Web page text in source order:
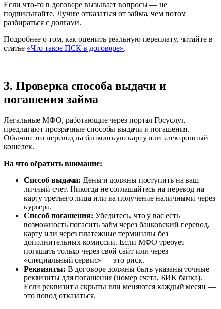
Если что-то в договоре вызывает вопросы — не
подписывайте. Лучше отказаться от займа, чем потом
разбираться с долгами.
Подробнее о том, как оценить реальную переплату, читайте в
статье «Что такое ПСК в договоре».
3. Проверка способа выдачи и
погашения займа
Легальные МФО, работающие через портал Госуслуг,
предлагают прозрачные способы выдачи и погашения.
Обычно это перевод на банковскую карту или электронный
кошелек.
На что обратить внимание:
Способ выдачи: Деньги должны поступить на ваш
личный счет. Никогда не соглашайтесь на перевод на
карту третьего лица или на получение наличными через
курьера.
Способ погашения: Убедитесь, что у вас есть
возможность погасить займ через банковский перевод,
карту или через платежные терминалы без
дополнительных комиссий. Если МФО требует
погашать только через свой сайт или через
«специальный сервис» — это риск.
Реквизиты: В договоре должны быть указаны точные
реквизиты для погашения (номер счета, БИК банка).
Если реквизиты скрыты или меняются каждый месяц —
это повод отказаться.